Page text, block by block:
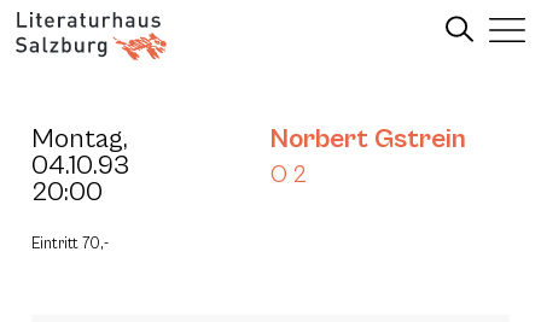
Montag,
04.10.93
20:00
Norbert Gstrein
O 2
Eintritt 70,-